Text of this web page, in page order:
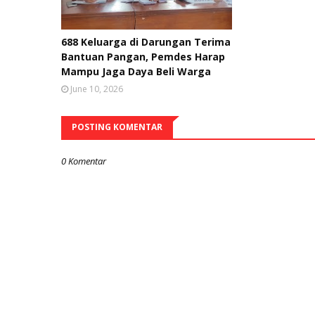
688 Keluarga di Darungan Terima
Bantuan Pangan, Pemdes Harap
Mampu Jaga Daya Beli Warga
June 10, 2026
POSTING KOMENTAR
0 Komentar